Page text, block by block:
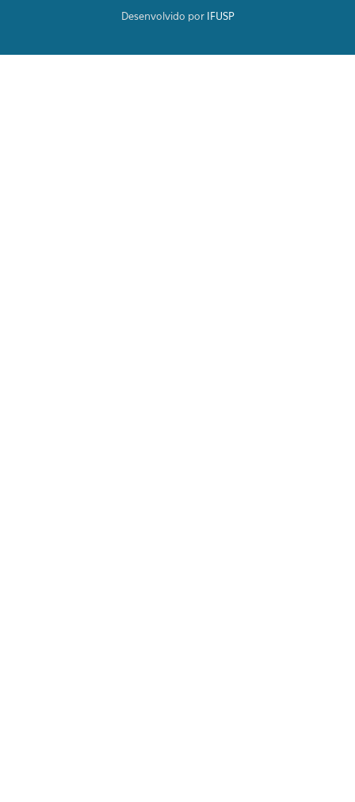
Desenvolvido por IFUSP